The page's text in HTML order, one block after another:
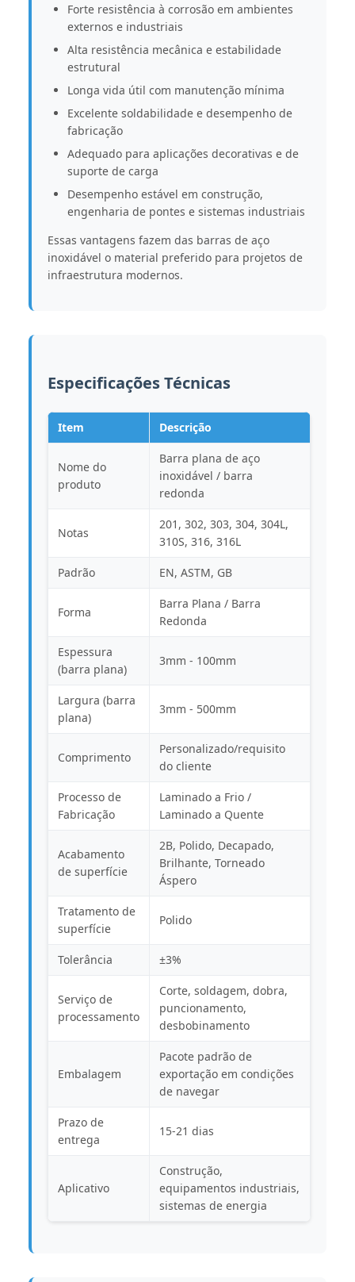
Forte resistência à corrosão em ambientes
externos e industriais
Alta resistência mecânica e estabilidade
estrutural
Longa vida útil com manutenção mínima
Excelente soldabilidade e desempenho de
fabricação
Adequado para aplicações decorativas e de
suporte de carga
Desempenho estável em construção,
engenharia de pontes e sistemas industriais
Essas vantagens fazem das barras de aço
inoxidável o material preferido para projetos de
infraestrutura modernos.
Especificações Técnicas
Item Descrição
Nome do
produto
Barra plana de aço
inoxidável / barra
redonda
Notas
201, 302, 303, 304, 304L,
310S, 316, 316L
Padrão EN, ASTM, GB
Forma
Barra Plana / Barra
Redonda
Espessura
(barra plana)
3mm - 100mm
Largura (barra
plana)
3mm - 500mm
Comprimento
Personalizado/requisito
do cliente
Processo de
Fabricação
Laminado a Frio /
Laminado a Quente
Acabamento
de superfície
2B, Polido, Decapado,
Brilhante, Torneado
Áspero
Tratamento de
superfície
Polido
Tolerância ±3%
Serviço de
processamento
Corte, soldagem, dobra,
puncionamento,
desbobinamento
Embalagem
Pacote padrão de
exportação em condições
de navegar
Prazo de
entrega
15-21 dias
Aplicativo
Construção,
equipamentos industriais,
sistemas de energia